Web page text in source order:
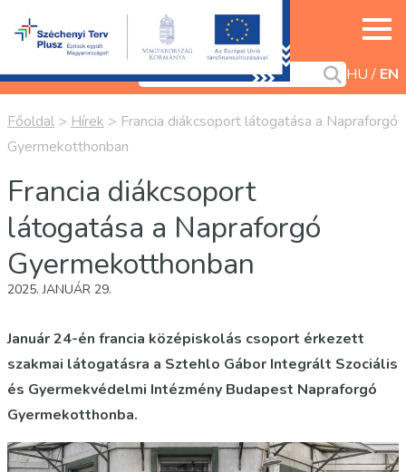
HU EN
Főoldal > Hírek > Francia diákcsoport látogatása a Napraforgó
Gyermekotthonban
Francia diákcsoport
látogatása a Napraforgó
Gyermekotthonban
2025. JANUÁR 29.
Január 24-én francia középiskolás csoport érkezett
szakmai látogatásra a Sztehlo Gábor Integrált Szociális
és Gyermekvédelmi Intézmény Budapest Napraforgó
Gyermekotthonba.